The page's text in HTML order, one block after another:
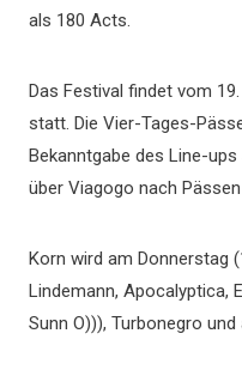
als 180 Acts.
Das Festival findet vom
statt. Die Vier-Tages-
Bekanntgabe des Line-
über Viagogo nach
Korn wird am Donnerstag
Lindemann, Apocalyptica,
Sunn O))), Turbonegro